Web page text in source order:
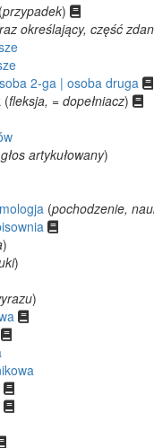
(przypadek)
określający, część
2-ga | osoba druga
(fleksja, = dopełniacz)
artykułowany)
(pochodzenie,
)
)
)